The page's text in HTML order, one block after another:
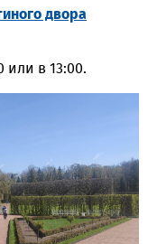
двора
или в 13:00.